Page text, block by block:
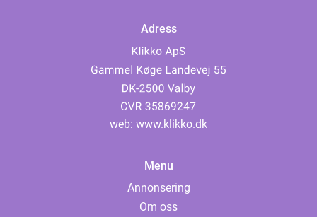
Adress
web: www.klikko.dk
Menu
Annonsering
Om oss